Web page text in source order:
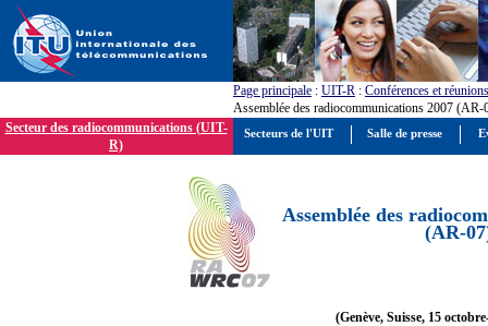
Page principale : UIT-R : Conférences et réunions
Assemblée des radiocommunications 2007 (AR-
Secteur des radiocommunications (UIT-
R)
Assemblée des
(AR-
(Genève, Suisse, 15
Secteurs de l'UIT Salle de presse